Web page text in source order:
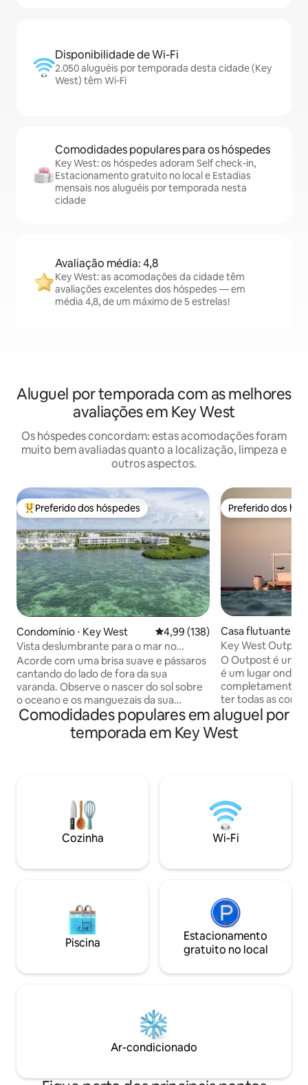
Disponibilidade de Wi-Fi
2.050 aluguéis por temporada desta cidade (Key
West) têm Wi-Fi
Comodidades populares para os hóspedes
Key West: os hóspedes adoram Self check-in,
Estacionamento gratuito no local e Estadias
mensais nos aluguéis por temporada nesta
cidade
Avaliação média: 4,8
Key West: as acomodações da cidade têm
avaliações excelentes dos hóspedes — em
média 4,8, de um máximo de 5 estrelas!
Aluguel por temporada com as melhores
avaliações em Key West
Os hóspedes concordam: estas acomodações foram
muito bem avaliadas quanto a localização, limpeza e
outros aspectos.
Entre os melhores preferidos dos hóspedes
Preferido dos hóspedes
Condomínio ⋅ Key West 4,99 de uma avaliação média de
4,99 (138)
Vista deslumbrante para o mar no
paraíso, perto de Key West
Acorde com uma brisa suave e pássaros
cantando do lado de fora da sua
varanda. Observe o nascer do sol sobre
o oceano e os manguezais da sua
varanda privada. Desfrute de sua
privacidade ao começar o dia e, em
seguida, aventure-se para explorar tudo
propriedade: piscina, banheira de
hidromassagem, bar e cozinha Yellowfin
e estacionamento. Suprimentos de praia
incluídos: coolers, equipamento de
Preferido dos
Preferido dos
Casa flutuante ⋅
Key West
O Outpost é uma
é um lugar onde
completamente
ter todas as
campo privada
redor de Key
vida selvagem
melhorar a aventura. Vamos levá-
a chegada e
partida, através
outros barcos.
Comodidades populares em aluguel por
temporada em Key West
Cozinha Wi-Fi
Piscina
Estacionamento
gratuito no local
Ar-condicionado